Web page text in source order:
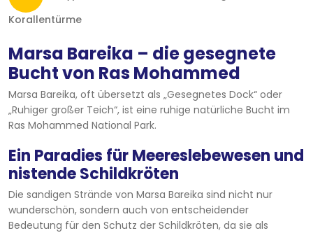
Korallentürme
Marsa Bareika – die gesegnete
Bucht von Ras Mohammed
Marsa Bareika, oft übersetzt als „Gesegnetes Dock“ oder
„Ruhiger großer Teich“, ist eine ruhige natürliche Bucht im
Ras Mohammed National Park.
Ein Paradies für Meereslebewesen und
nistende Schildkröten
Die sandigen Strände von Marsa Bareika sind nicht nur
wunderschön, sondern auch von entscheidender
Bedeutung für den Schutz der Schildkröten, da sie als